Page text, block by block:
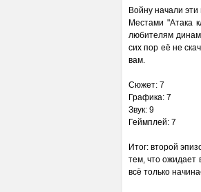
Войну начали эти
Местами "Атака
любителям
сих пор её не
вам.
Сюжет: 7
Графика: 7
Звук: 9
Геймплей: 7
Итог: второй
тем, что ожидает
всё только